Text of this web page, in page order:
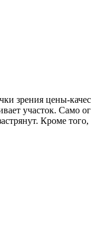
зрения цены-
участок.
Кроме